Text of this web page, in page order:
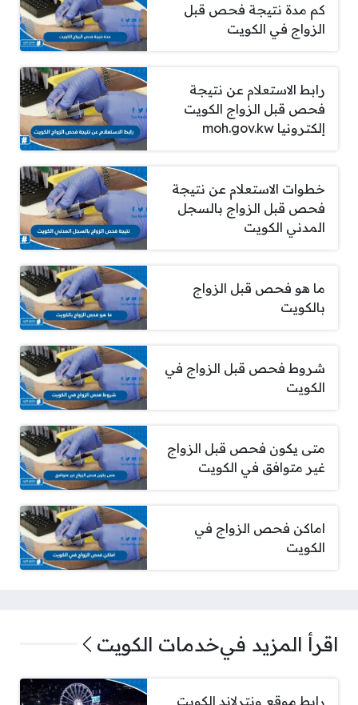
كم مدة نتيجة فحص قبل
الزواج في الكويت
رابط الاستعلام عن نتيجة
فحص قبل الزواج الكويت
إلكترونيا moh.gov.kw
خطوات الاستعلام عن نتيجة
فحص قبل الزواج بالسجل
المدني الكويت
ما هو فحص قبل الزواج
بالكويت
شروط فحص قبل الزواج في
الكويت
متى يكون فحص قبل الزواج
غير متوافق في الكويت
اماكن فحص الزواج في
الكويت
اقرأ المزيد فيخدمات الكويت
رابط موقع ونترلاند الكويت